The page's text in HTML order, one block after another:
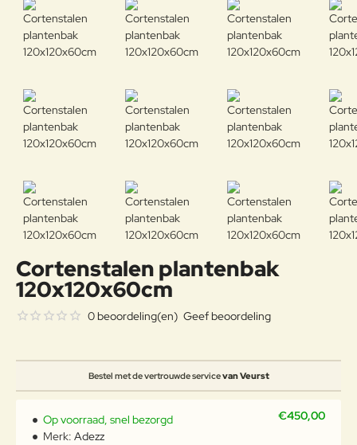
Cortenstalen plantenbak
120x120x60cm
Bestel met de vertrouwde servicevan Veurst
0 beoordeling(en) Geef beoordeling
€450,00
Op voorraad, snel bezorgd
Merk: Adezz